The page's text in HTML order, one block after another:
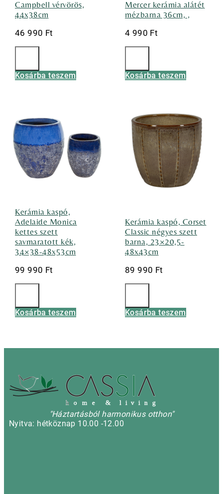
Campbell vérvörös,
44x38cm
46 990 Ft
Kosárba teszem
Mercer kerámia alátét
mézbarna 36cm, ,
4 990 Ft
Kosárba teszem
Kerámia kaspó,
Adelaide Monica
kettes szett
savmaratott kék,
34×38-48x53cm
99 990 Ft
Kosárba teszem
Kerámia kaspó, Corset
Classic négyes szett
barna, 23×20,5-
48x43cm
89 990 Ft
Kosárba teszem
h o m e & l i v i n g
"Háztartásból harmonikus otthon"
Nyitva: hétköznap 10.00 -12.00